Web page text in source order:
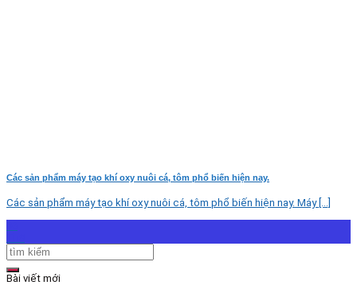
Các sản phẩm máy tạo khí oxy nuôi cá, tôm phổ biến hiện nay.
Các sản phẩm máy tạo khí oxy nuôi cá, tôm phổ biến hiện nay. Máy [...]
Bài viết mới